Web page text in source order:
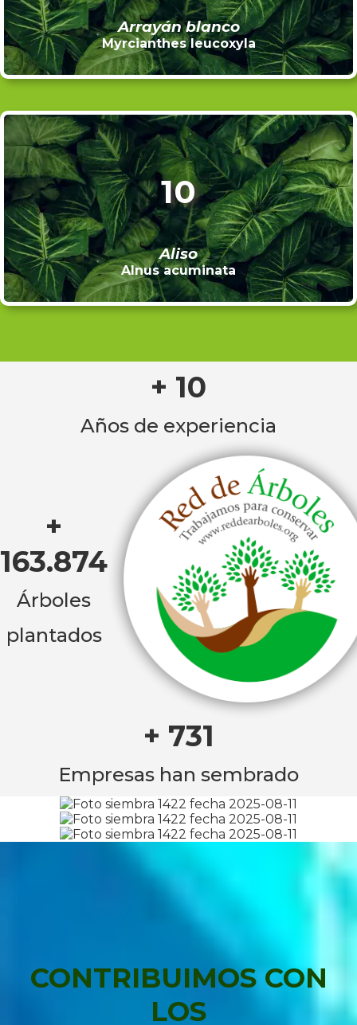
Arrayán blanco
Myrcianthes leucoxyla
10
Aliso
Alnus acuminata
+ 10
Años de experiencia
+
163.874
Árboles
plantados
+ 731
Empresas han sembrado
CONTRIBUIMOS CON
LOS